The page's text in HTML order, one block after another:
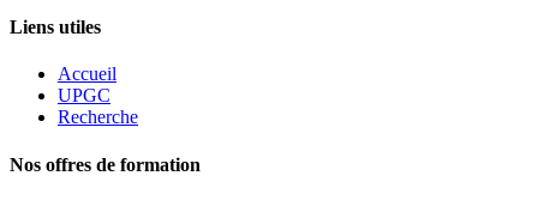
Liens utiles
Accueil
UPGC
Recherche
Nos offres de formation